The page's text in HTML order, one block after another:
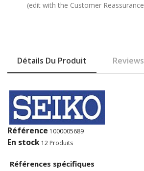
(edit with the Customer
Détails Du Produit Reviews
Référence 1000005689
En stock 12 Produits
Références spécifiques